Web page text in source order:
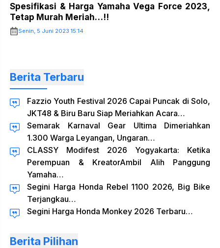
Spesifikasi & Harga Yamaha Vega Force 2023,
Tetap Murah Meriah…!!
Senin, 5 Juni 2023 15:14
Berita Terbaru
Fazzio Youth Festival 2026 Capai Puncak di Solo,
JKT48 & Biru Baru Siap Meriahkan Acara…
Semarak Karnaval Gear Ultima Dimeriahkan
1.300 Warga Leyangan, Ungaran…
CLASSY Modifest 2026 Yogyakarta: Ketika
Perempuan & KreatorAmbil Alih Panggung
Yamaha…
Segini Harga Honda Rebel 1100 2026, Big Bike
Terjangkau…
Segini Harga Honda Monkey 2026 Terbaru…
Berita Pilihan